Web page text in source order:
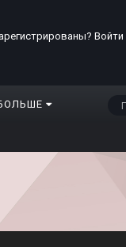
Войти